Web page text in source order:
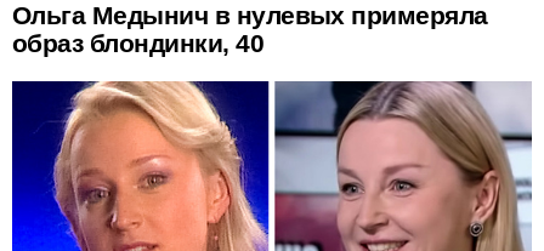
Ольга Медынич в нулевых примеряла
образ блондинки, 40